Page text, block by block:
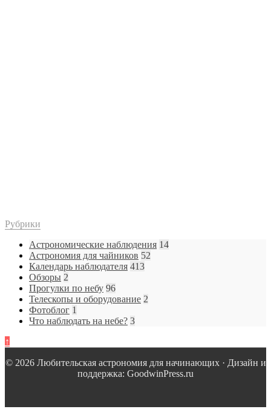
Рубрики
Астрономические наблюдения 14
Астрономия для чайников 52
Календарь наблюдателя 413
Обзоры 2
Прогулки по небу 96
Телескопы и оборудование 2
Фотоблог 1
Что наблюдать на небе? 3
↑
© 2026 Любительская астрономия для начинающих · Дизайн и
поддержка: GoodwinPress.ru